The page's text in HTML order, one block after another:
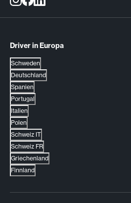
Driver in Europa
Schweden
Deutschland
Spanien
Portugal
Italien
Polen
Schweiz IT
Schweiz FR
Griechenland
Finnland